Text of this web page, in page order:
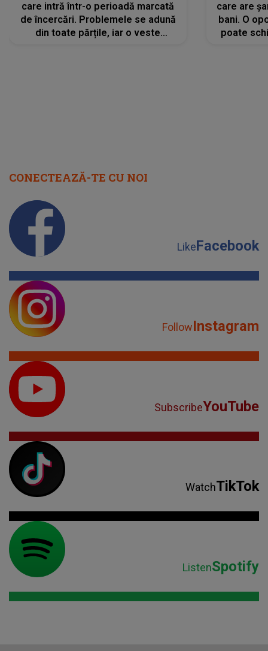
care intră într-o perioadă marcată
de încercări. Problemele se adună
din toate părțile, iar o veste
care are
bani. O
poate
CONECTEAZĂ-TE CU NOI
LikeFacebook
FollowInstagram
SubscribeYouTube
WatchTikTok
ListenSpotify